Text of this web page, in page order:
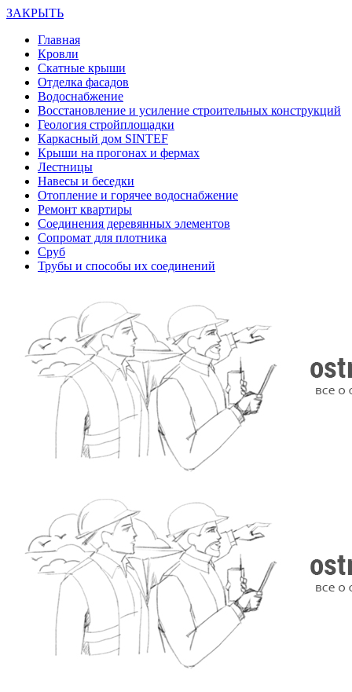
ЗАКРЫТЬ
Главная
Кровли
Скатные крыши
Отделка фасадов
Водоснабжение
Восстановление и усиление строительных конструкций
Геология стройплощадки
Каркасный дом SINTEF
Крыши на прогонах и фермах
Лестницы
Навесы и беседки
Отопление и горячее водоснабжение
Ремонт квартиры
Соединения деревянных элементов
Сопромат для плотника
Сруб
Трубы и способы их соединений